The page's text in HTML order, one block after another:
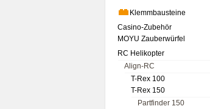
Klemmbausteine
Casino-Zubehör
MOYU Zauberwürfel
RC Helikopter
Align-RC
T-Rex 100
T-Rex 150
Partfinder 150